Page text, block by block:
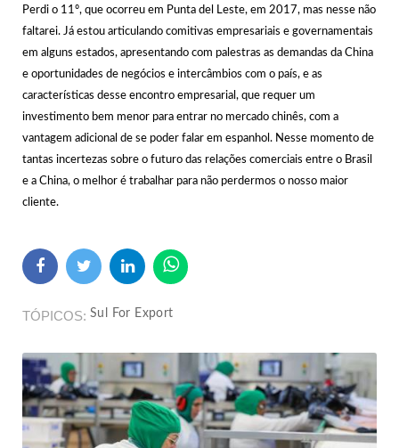
Perdi o 11º, que ocorreu em Punta del Leste, em 2017, mas nesse não
faltarei. Já estou articulando comitivas empresariais e governamentais
em alguns estados, apresentando com palestras as demandas da China
e oportunidades de negócios e intercâmbios com o país, e as
características desse encontro empresarial, que requer um
investimento bem menor para entrar no mercado chinês, com a
vantagem adicional de se poder falar em espanhol. Nesse momento de
tantas incertezas sobre o futuro das relações comerciais entre o Brasil
e a China, o melhor é trabalhar para não perdermos o nosso maior
cliente.
TÓPICOS Sul For Export